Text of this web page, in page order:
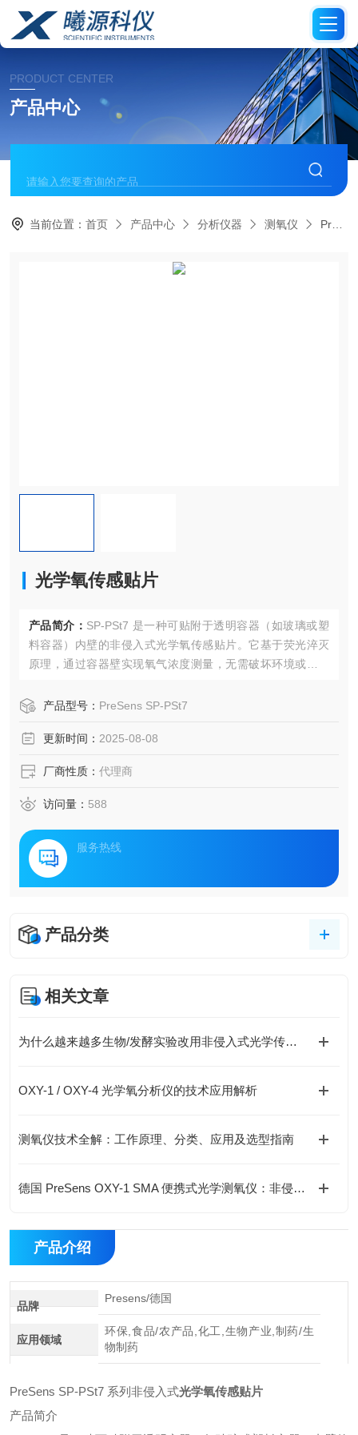
PRODUCT CENTER
产品中心
当前位置：首页 产品中心 分析仪器 测氧仪 PreSens SP‑PSt7光学氧传感贴片
光学氧传感贴片
产品简介： SP‑PSt7 是一种可贴附于透明容器（如玻璃或塑
料容器）内壁的非侵入式光学氧传感贴片。它基于荧光淬灭
原理，通过容器壁实现氧气浓度测量，无需破坏环境或抽取
产品型号： PreSens SP‑PSt7
更新时间： 2025-08-08
厂商性质： 代理商
访问量： 588
服务热线
产品分类
相关文章
为什么越来越多生物/发酵实验改用非侵入式光学传感？
OXY-1 / OXY-4 光学氧分析仪的技术应用解析
测氧仪技术全解：工作原理、分类、应用及选型指南
德国 PreSens OXY-1 SMA 便携式光学测氧仪：非侵入式溶氧监测新方案
产品介绍
品牌
Presens/德国
应用领域
环保,食品/农产品,化工,生物产业,制药/生
物制药
PreSens SP‑PSt7 系列非侵入式光学氧传感贴片
产品简介